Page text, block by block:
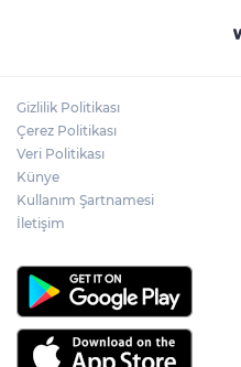
Gizlilik Politikası
Çerez Politikası
Veri Politikası
Künye
Kullanım Şartnamesi
İletişim